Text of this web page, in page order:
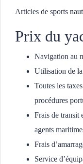
Articles de sports
Prix du
Navigation au
Utilisation de
Toutes les
procédures
Frais de transit
agents
Frais
Service